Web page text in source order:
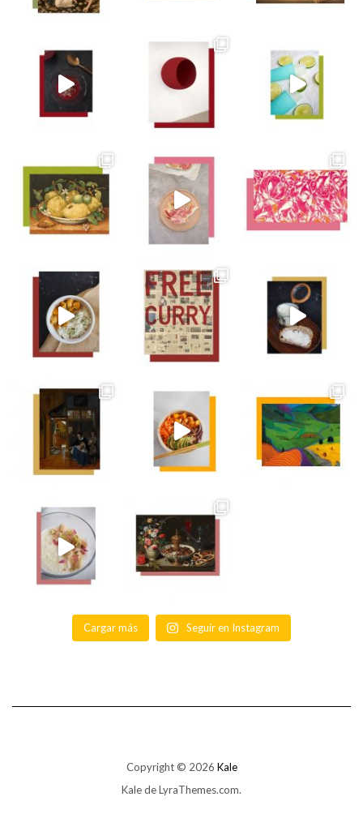
Cargar más Seguir en Instagram
Copyright © 2026 Kale
Kalede LyraThemes.com.